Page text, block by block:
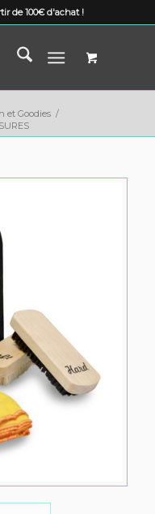
de 100€ d'achat !
et Goodies /